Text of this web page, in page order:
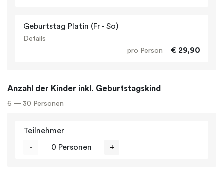
Geburtstag Platin (Fr - So)
Details
pro Person
€ 29,90
Anzahl der Kinder inkl. Geburtstagskind
6 — 30 Personen
Teilnehmer
- 0 Personen +